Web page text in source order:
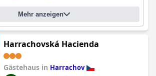
Mehr anzeigen
Harrachovská Hacienda
Gästehaus in Harrachov